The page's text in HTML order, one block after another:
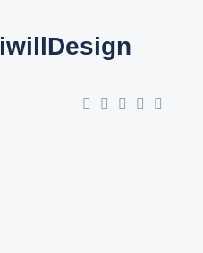
iwillDesign